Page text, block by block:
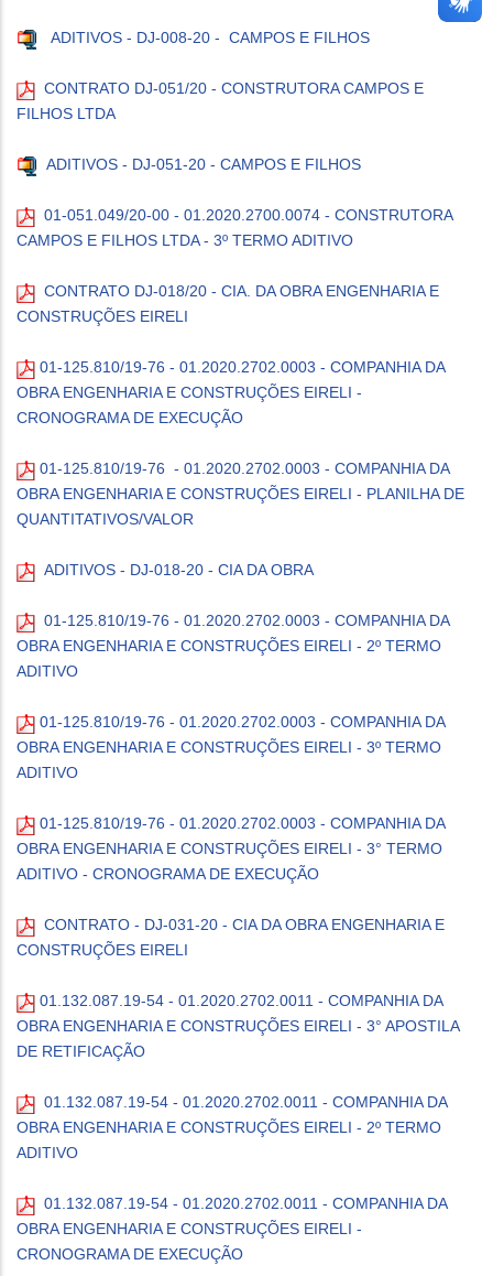
ADITIVOS - DJ-008-20 - CAMPOS E FILHOS
CONTRATO DJ-051/20 - CONSTRUTORA CAMPOS E
FILHOS LTDA
ADITIVOS - DJ-051-20 - CAMPOS E FILHOS
01-051.049/20-00 - 01.2020.2700.0074 - CONSTRUTORA
CAMPOS E FILHOS LTDA - 3º TERMO ADITIVO
CONTRATO DJ-018/20 - CIA. DA OBRA ENGENHARIA E
CONSTRUÇÕES EIRELI
01-125.810/19-76 - 01.2020.2702.0003 - COMPANHIA DA
OBRA ENGENHARIA E CONSTRUÇÕES EIRELI -
CRONOGRAMA DE EXECUÇÃO
01-125.810/19-76 - 01.2020.2702.0003 - COMPANHIA DA
OBRA ENGENHARIA E CONSTRUÇÕES EIRELI - PLANILHA DE
QUANTITATIVOS/VALOR
ADITIVOS - DJ-018-20 - CIA DA OBRA
01-125.810/19-76 - 01.2020.2702.0003 - COMPANHIA DA
OBRA ENGENHARIA E CONSTRUÇÕES EIRELI - 2º TERMO
ADITIVO
01-125.810/19-76 - 01.2020.2702.0003 - COMPANHIA DA
OBRA ENGENHARIA E CONSTRUÇÕES EIRELI - 3º TERMO
ADITIVO
01-125.810/19-76 - 01.2020.2702.0003 - COMPANHIA DA
OBRA ENGENHARIA E CONSTRUÇÕES EIRELI - 3° TERMO
ADITIVO - CRONOGRAMA DE EXECUÇÃO
CONTRATO - DJ-031-20 - CIA DA OBRA ENGENHARIA E
CONSTRUÇÕES EIRELI
01.132.087.19-54 - 01.2020.2702.0011 - COMPANHIA DA
OBRA ENGENHARIA E CONSTRUÇÕES EIRELI - 3° APOSTILA
DE RETIFICAÇÃO
01.132.087.19-54 - 01.2020.2702.0011 - COMPANHIA DA
OBRA ENGENHARIA E CONSTRUÇÕES EIRELI - 2º TERMO
ADITIVO
01.132.087.19-54 - 01.2020.2702.0011 - COMPANHIA DA
OBRA ENGENHARIA E CONSTRUÇÕES EIRELI -
CRONOGRAMA DE EXECUÇÃO